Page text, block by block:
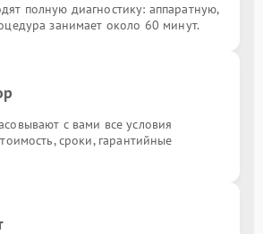
полную диагностику: аппаратную,
занимает около 60 минут.
с вами все условия
сроки, гарантийные